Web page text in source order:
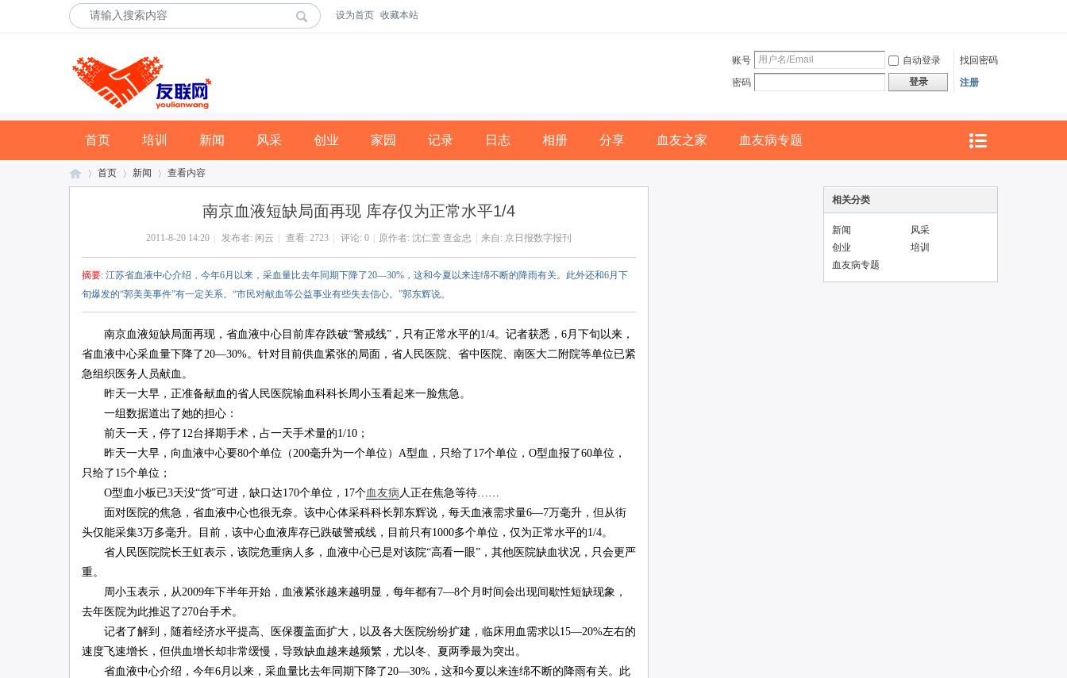
设为首页 收藏本站
账号 自动登录
找回密码
密码
登录 注册
首页 培训 新闻 风采 创业 家园 记录 日志 相册 分享 血友之家 血友病专题
首页 新闻
›
查看内容
南京血液短缺局面再现 库存仅为正常水平1/4
2011-8-20 14:20 发布者: 闲云 查看: 2723 评论: 0 原作者: 沈仁萱 查金忠 来自: 京日报数字报刊
摘要: 江苏省血液中心介绍，今年6月以来，采血量比去年同期下降了20―30%，这和今夏以来连绵不断的降雨有关。此外还和6月下
旬爆发的“郭美美事件”有一定关系。“市民对献血等公益事业有些失去信心。”郭东辉说。
南京血液短缺局面再现，省血液中心目前库存跌破“警戒线”，只有正常水平的1/4。记者获悉，6月下旬以来，
省血液中心采血量下降了20―30%。针对目前供血紧张的局面，省人民医院、省中医院、南医大二附院等单位已紧
急组织医务人员献血。
昨天一大早，正准备献血的省人民医院输血科科长周小玉看起来一脸焦急。
一组数据道出了她的担心：
前天一天，停了12台择期手术，占一天手术量的1/10；
昨天一大早，向血液中心要80个单位（200毫升为一个单位）A型血，只给了17个单位，O型血报了60单位，
只给了15个单位；
O型血小板已3天没“货”可进，缺口达170个单位，17个血友病 人正在焦急等待……
面对医院的焦急，省血液中心也很无奈。该中心体采科科长郭东辉说，每天血液需求量6―7万毫升，但从街
头仅能采集3万多毫升。目前，该中心血液库存已跌破警戒线，目前只有1000多个单位，仅为正常水平的1/4。
省人民医院院长王虹表示，该院危重病人多，血液中心已是对该院“高看一眼”，其他医院缺血状况，只会更严
重。
周小玉表示，从2009年下半年开始，血液紧张越来越明显，每年都有7―8个月时间会出现间歇性短缺现象，
去年医院为此推迟了270台手术。
记者了解到，随着经济水平提高、医保覆盖面扩大，以及各大医院纷纷扩建，临床用血需求以15―20%左右的
速度飞速增长，但供血增长却非常缓慢，导致缺血越来越频繁，尤以冬、夏两季最为突出。
省血液中心介绍，今年6月以来，采血量比去年同期下降了20―30%，这和今夏以来连绵不断的降雨有关。此
相关分类
新闻
风采
创业
培训
血友病专题